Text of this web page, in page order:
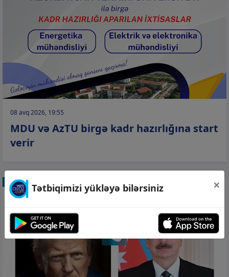
08 avq 2026, 19:55
MDU və AzTU birgə kadr hazırlığına start
verir
GÜNDƏMTətbiqimizi yükləyə bilərsiniz ×